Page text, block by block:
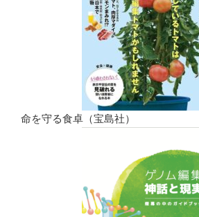
命を守る食卓（宝島社）